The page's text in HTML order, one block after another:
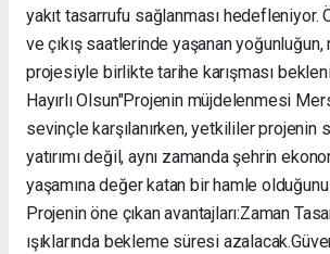
yakıt tasarrufu sağlanması hedefleniyor.
ve çıkış saatlerinde yaşanan
projesiyle birlikte tarihe karışması
Hayırlı Olsun" ​Projenin müjdelenmesi
sevinçle karşılanırken, yetkililer projenin
yatırımı değil, aynı zamanda şehrin
yaşamına değer katan bir hamle olduğunu
Projenin öne çıkan avantajları: ​Zaman
ışıklarında bekleme süresi azalacak.